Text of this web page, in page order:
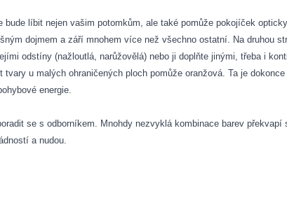
líbit nejen vašim potomkům, ale také pomůže pokojíček
dojmem a září mnohem více než všechno ostatní. Na druhou
odstíny (nažloutlá, narůžovělá) nebo ji doplňte jinými, třeba i
u malých ohraničených ploch pomůže oranžová. Ta je
energie.
se s odborníkem. Mnohdy nezvyklá kombinace barev
a nudou.